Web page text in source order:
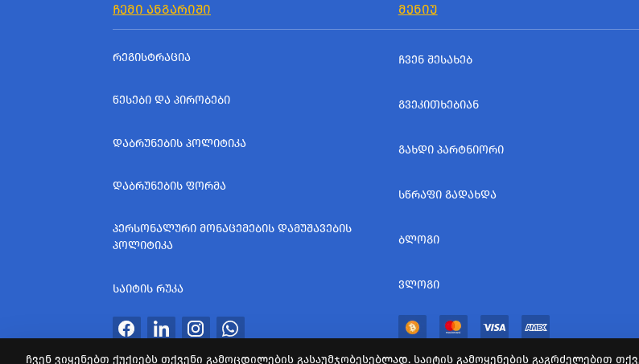
ᲩᲔᲛᲘ ᲐᲜᲒᲐᲠᲘᲨᲘ ᲛᲔᲜᲘᲣ
ᲠᲔᲒᲘᲡᲢᲠᲐᲪᲘᲐ
ᲬᲔᲡᲔᲑᲘ ᲓᲐ ᲞᲘᲠᲝᲑᲔᲑᲘ
ᲓᲐᲑᲠᲣᲜᲔᲑᲘᲡ ᲞᲝᲚᲘᲢᲘᲙᲐ
ᲓᲐᲑᲠᲣᲜᲔᲑᲘᲡ ᲤᲝᲠᲛᲐ
ᲞᲔᲠᲡᲝᲜᲐᲚᲣᲠᲘ ᲛᲝᲜᲐᲪᲔᲛᲔᲑᲘᲡ ᲓᲐᲛᲣᲨᲐᲕᲔᲑᲘᲡ
ᲞᲝᲚᲘᲢᲘᲙᲐ
ᲡᲐᲘᲢᲘᲡ ᲠᲣᲙᲐ
ᲩᲕᲔᲜ ᲨᲔᲡᲐᲮᲔᲑ
ᲒᲕᲔᲙᲘᲗᲮᲔᲑᲘᲐᲜ
ᲒᲐᲮᲓᲘ ᲞᲐᲠᲢᲜᲘᲝᲠᲘ
ᲡᲬᲠᲐᲤᲘ ᲒᲐᲓᲐᲮᲓᲐ
ᲑᲚᲝᲒᲘ
ᲕᲚᲝᲒᲘ
ჩვენ ვიყენებთ ქუქიებს თქვენი გამოცდილების გასაუმჯობესებლად. საიტის გამოყენების გაგრძელებით